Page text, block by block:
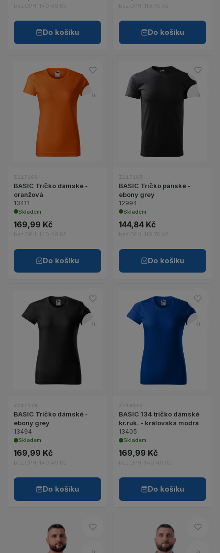
bez DPH: 140,49 Kč
Do košíku
bez DPH: 119,70 Kč
Do košíku
Do oblíbených – BASIC Tričko
Porovnat – BASIC Tričko
Zobrazit detail produktu BASIC Tričko dámské -
Z117160
BASIC Tričko dámské -
oranžová
13411
Skladem
169,99 Kč
bez DPH: 140,49 Kč
Do košíku
Do
Z117165
BASIC Tričko pánské -
ebony grey
12994
Skladem
144,84 Kč
bez DPH: 119,70 Kč
Do košíku
Do oblíbených – BASIC Tričko
Porovnat – BASIC Tričko
Zobrazit detail produktu BASIC Tričko dámské -
Z117178
BASIC Tričko dámské -
ebony grey
13494
Skladem
169,99 Kč
bez DPH: 140,49 Kč
Do košíku
Do
Zobrazit detail
Z116322
BASIC 134 tričko dámské
kr.ruk. - královská modrá
13405
Skladem
169,99 Kč
bez DPH: 140,49 Kč
Do košíku
Do oblíbených – HELIOS Do